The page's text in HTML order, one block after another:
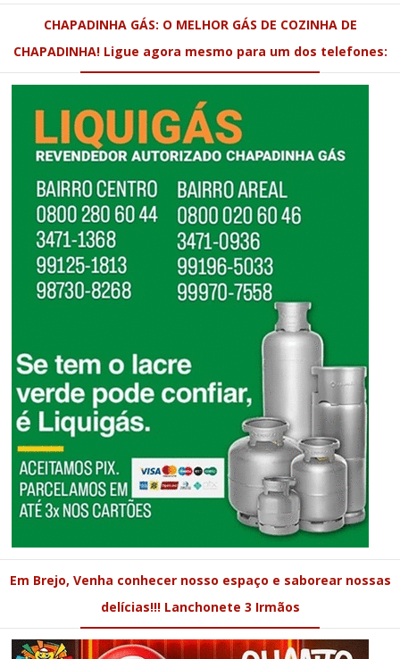
CHAPADINHA GÁS: O MELHOR GÁS DE COZINHA DE
CHAPADINHA! Ligue agora mesmo para um dos telefones:
Em Brejo, Venha conhecer nosso espaço e saborear nossas
delícias!!! Lanchonete 3 Irmãos